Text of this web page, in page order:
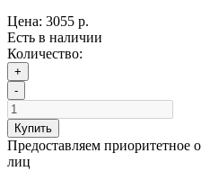
Цена: 3055 р.
Есть в наличии
Количество:
+
-
Купить
Предоставляем приоритетное
лиц